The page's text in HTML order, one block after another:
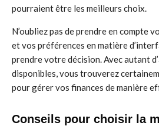
pourraient être les meilleurs choix.
N’oubliez pas de prendre en compte
et vos préférences en matière
prendre votre décision. Avec autant
disponibles, vous trouverez
pour gérer vos finances de manière
Conseils pour choisir la